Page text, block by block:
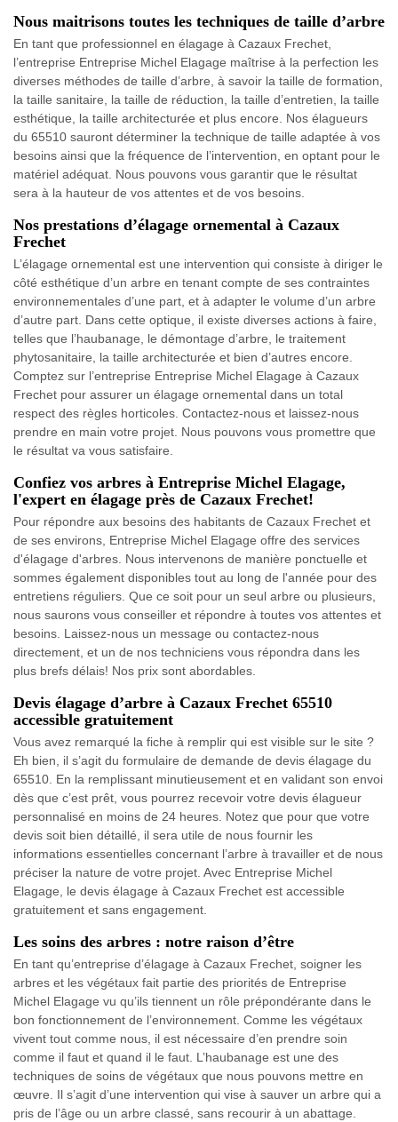
Nous maitrisons toutes les techniques de taille d’arbre
En tant que professionnel en élagage à Cazaux Frechet,
l’entreprise Entreprise Michel Elagage maîtrise à la perfection les
diverses méthodes de taille d’arbre, à savoir la taille de formation,
la taille sanitaire, la taille de réduction, la taille d’entretien, la taille
esthétique, la taille architecturée et plus encore. Nos élagueurs
du 65510 sauront déterminer la technique de taille adaptée à vos
besoins ainsi que la fréquence de l’intervention, en optant pour le
matériel adéquat. Nous pouvons vous garantir que le résultat
sera à la hauteur de vos attentes et de vos besoins.
Nos prestations d’élagage ornemental à Cazaux
Frechet
L’élagage ornemental est une intervention qui consiste à diriger le
côté esthétique d’un arbre en tenant compte de ses contraintes
environnementales d’une part, et à adapter le volume d’un arbre
d’autre part. Dans cette optique, il existe diverses actions à faire,
telles que l’haubanage, le démontage d’arbre, le traitement
phytosanitaire, la taille architecturée et bien d’autres encore.
Comptez sur l’entreprise Entreprise Michel Elagage à Cazaux
Frechet pour assurer un élagage ornemental dans un total
respect des règles horticoles. Contactez-nous et laissez-nous
prendre en main votre projet. Nous pouvons vous promettre que
le résultat va vous satisfaire.
Confiez vos arbres à Entreprise Michel Elagage,
l'expert en élagage près de Cazaux Frechet!
Pour répondre aux besoins des habitants de Cazaux Frechet et
de ses environs, Entreprise Michel Elagage offre des services
d'élagage d'arbres. Nous intervenons de manière ponctuelle et
sommes également disponibles tout au long de l'année pour des
entretiens réguliers. Que ce soit pour un seul arbre ou plusieurs,
nous saurons vous conseiller et répondre à toutes vos attentes et
besoins. Laissez-nous un message ou contactez-nous
directement, et un de nos techniciens vous répondra dans les
plus brefs délais! Nos prix sont abordables.
Devis élagage d’arbre à Cazaux Frechet 65510
accessible gratuitement
Vous avez remarqué la fiche à remplir qui est visible sur le site ?
Eh bien, il s’agit du formulaire de demande de devis élagage du
65510. En la remplissant minutieusement et en validant son envoi
dès que c’est prêt, vous pourrez recevoir votre devis élagueur
personnalisé en moins de 24 heures. Notez que pour que votre
devis soit bien détaillé, il sera utile de nous fournir les
informations essentielles concernant l’arbre à travailler et de nous
préciser la nature de votre projet. Avec Entreprise Michel
Elagage, le devis élagage à Cazaux Frechet est accessible
gratuitement et sans engagement.
Les soins des arbres : notre raison d’être
En tant qu’entreprise d’élagage à Cazaux Frechet, soigner les
arbres et les végétaux fait partie des priorités de Entreprise
Michel Elagage vu qu’ils tiennent un rôle prépondérante dans le
bon fonctionnement de l’environnement. Comme les végétaux
vivent tout comme nous, il est nécessaire d’en prendre soin
comme il faut et quand il le faut. L’haubanage est une des
techniques de soins de végétaux que nous pouvons mettre en
œuvre. Il s’agit d’une intervention qui vise à sauver un arbre qui a
pris de l’âge ou un arbre classé, sans recourir à un abattage.